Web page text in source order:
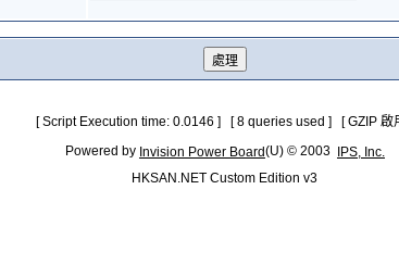
[ Script Execution time: 0.0146 ] [ 8 queries used ] [ GZIP 啟
Powered by Invision Power Board(U) © 2003
IPS, Inc.
HKSAN.NET Custom Edition v3